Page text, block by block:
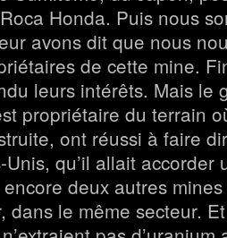
Honda. Puis nous
avons dit que nous
de cette mine.
leurs intérêts. Mais le
propriétaire du terrain
ont réussi à faire
qu’il allait accorder
deux autres mines
dans le même secteur.